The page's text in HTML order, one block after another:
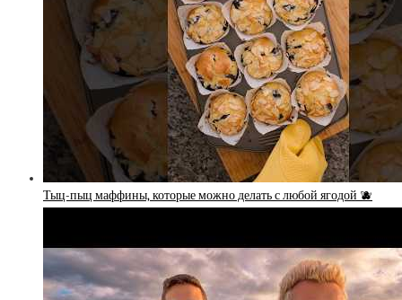
Тыц-пыц маффины, которые можно делать с любой ягодой 🫐